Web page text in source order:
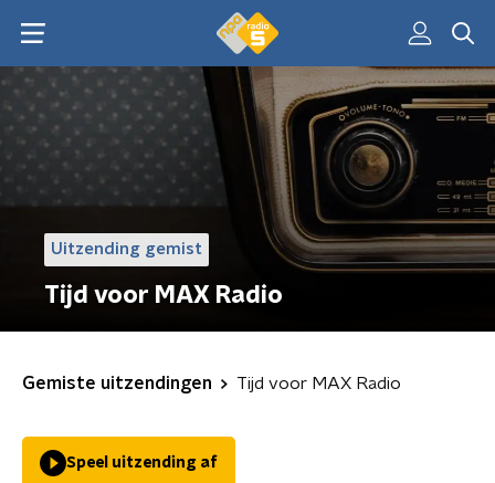
Uitzending gemist
Tijd voor MAX Radio
Gemiste uitzendingen Tijd voor MAX Radio
Speel uitzending af